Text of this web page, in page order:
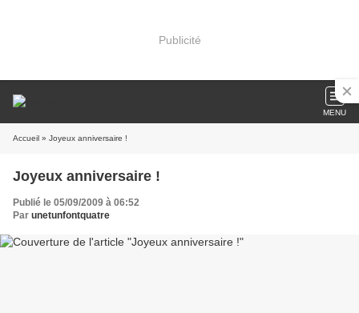
Publicité
MENU
Accueil » Joyeux anniversaire !
Joyeux anniversaire !
Publié le 05/09/2009 à 06:52
Par unetunfontquatre